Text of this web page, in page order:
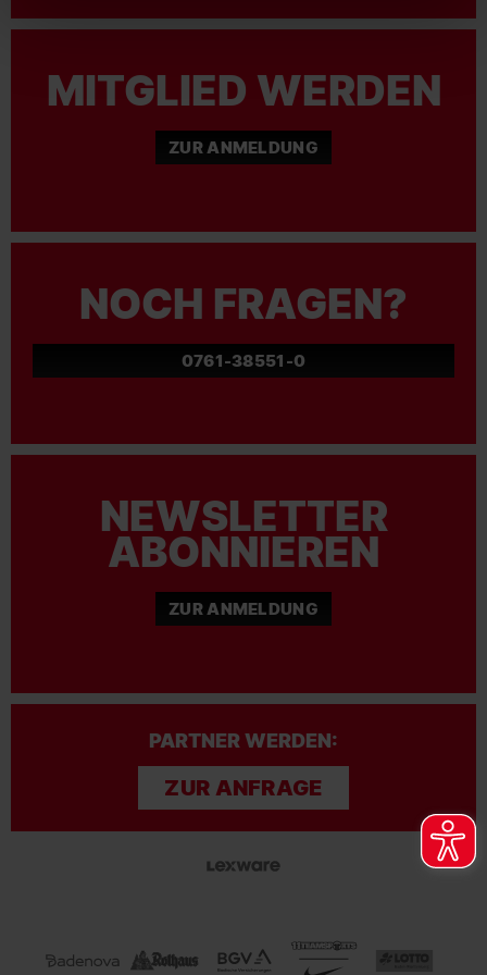
MITGLIED WERDEN
ZUR ANMELDUNG
NOCH FRAGEN?
0761-38551-0
NEWSLETTER
ABONNIEREN
ZUR ANMELDUNG
PARTNER WERDEN:
ZUR ANFRAGE